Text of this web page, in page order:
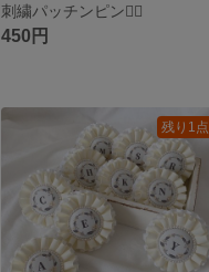
刺繍パッチンピン❁⃘
450円
残り1点